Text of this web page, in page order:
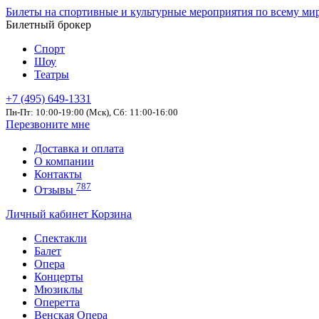
Билеты на спортивные и культурные мероприятия по всему
Билетный брокер
Спорт
Шоу
Театры
+7 (495) 649-1331
Пн-Пт: 10:00-19:00 (Мск), Сб: 11:00-16:00
Перезвоните мне
Доставка и оплата
О компании
Контакты
Отзывы 787
Личный кабинет Корзина
Спектакли
Балет
Опера
Концерты
Мюзиклы
Оперетта
Венская Опера